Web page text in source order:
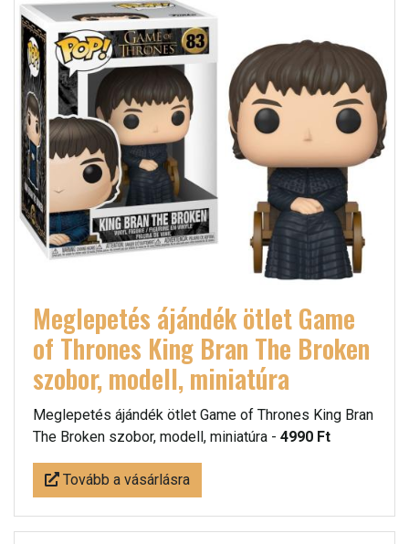
Meglepetés ájándék ötlet Game
of Thrones King Bran The Broken
szobor, modell, miniatúra
Meglepetés ájándék ötlet Game of Thrones King Bran
The Broken szobor, modell, miniatúra - 4990 Ft
Tovább a vásárlásra